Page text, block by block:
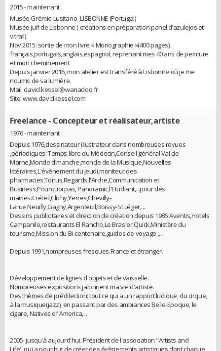
2015 - maintenant
Musée Grémio Lusitano -LISBONNE (Portugal)
Musée juif de Lisbonne ( créations en préparation:panel d’azulejos et
vitrail).
Nov.2015: sortie de mon livre « Monographie »(400 pages),
français,portugais,anglais,espagnol, reprenant mes 40 ans de peinture
et mon cheminement.
Depuis janvier 2016, mon atelier est transféré à Lisbonne où je me
nourris de sa lumière.
Mail: david.kessel@wanadoo.fr
Site: www.davidkessel.com
Freelance - Concepteur et réalisateur,artiste
1976 - maintenant
Depuis 1976,dessinateur illustrateur dans nombreuses revues
,périodiques: Temps libre du Médecin,Conseil général Val de
Marne,Monde dimanche,monde de la Musique,Nouvelles
littéraires,L'évènement du jeudi,moniteur des
pharmacies,Tonus,Regards,l'Arche,Communication et
Business,Pourquoi pas, Panoramic,l'Etudiant,...pour des
mairies:Créteil,Clichy,Yerres,Chevilly-
Larue,Neuilly,Gagny,Argenteuil,Boissy-St Léger,...
Dessins publicitaires et direction de création depuis 1985:Aventis,Hotels
Campanile,restaurants El Rancho,Le Brasier,Quick,Ministère du
tourisme,Mission du Bi-centenaire,guides de voyage ,...
Depuis 1991,nombreuses fresques.France et étranger.
Développement de lignes d'objets et de vaisselle.
Nombreuses expositions jalonnent ma vie d'artiste.
Des thèmes de prédilection: tout ce qui a un rapport ludique, du cirque,
à la musique(jazz), en passant par des ambiances Belle-Epoque, le
cigare, Natives of America,...
2005- jusqu'à aujourd'hui: Président de l'association "Artists and